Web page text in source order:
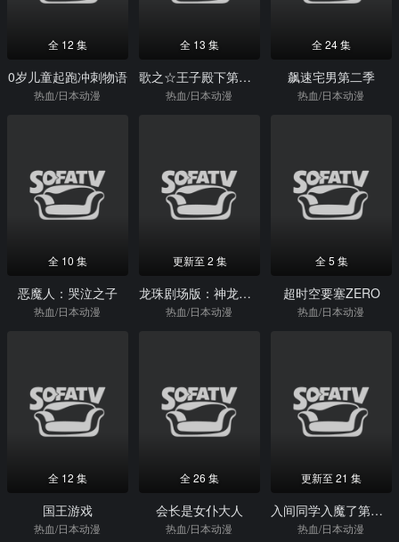
全 12 集
0岁儿童起跑冲刺物语
热血/日本动漫
全 13 集
歌之☆王子殿下第四季
热血/日本动漫
全 24 集
飙速宅男第二季
热血/日本动漫
全 10 集
恶魔人：哭泣之子
热血/日本动漫
更新至 2 集
龙珠剧场版：神龙传说
热血/日本动漫
全 5 集
超时空要塞ZERO
热血/日本动漫
全 12 集
国王游戏
热血/日本动漫
全 26 集
会长是女仆大人
热血/日本动漫
更新至 21 集
入间同学入魔了第三季
热血/日本动漫